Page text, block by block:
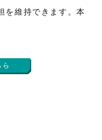
を維持できます。本